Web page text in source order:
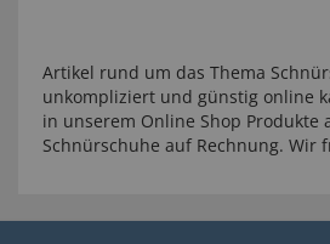
Artikel rund um das Thema
unkompliziert und günstig online
in unserem Online Shop Produkte
Schnürschuhe auf Rechnung. Wir